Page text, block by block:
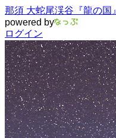
那須 大蛇尾渓谷『龍の国
powered by
ログイン